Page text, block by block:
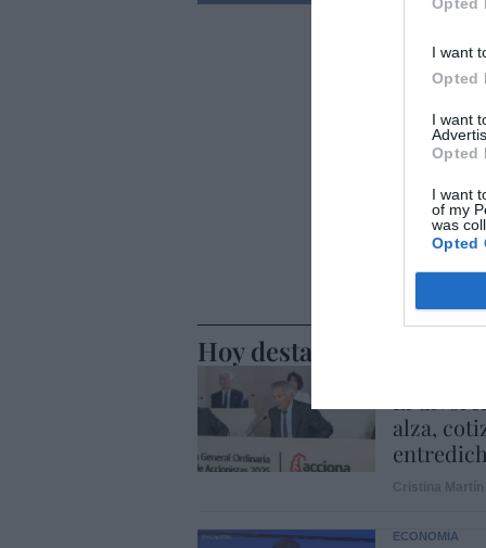
I want
Opted
I want
Opted
I want
of my
was
Opted
Hoy destacamos
alza,
ECONOMÍA